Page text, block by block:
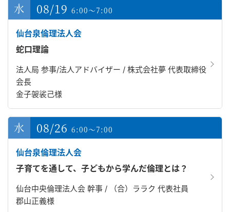
08/19 6:00～7:00
仙台泉倫理法人会
蛇口理論
法人局 参事/法人アドバイザー / 株式会社夢 代表取締役
会長
金子袈裟己様
08/26 6:00～7:00
仙台泉倫理法人会
子育てを通して、子どもから学んだ倫理とは？
仙台中央倫理法人会 幹事 / （合）ララク 代表社員
郡山正義様